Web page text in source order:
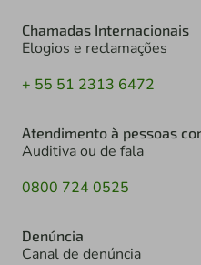
Chamadas Internacionais
Elogios e reclamações
+ 55 51 2313 6472
Atendimento à pessoas
Auditiva ou de fala
0800 724 0525
Denúncia
Canal de denúncia